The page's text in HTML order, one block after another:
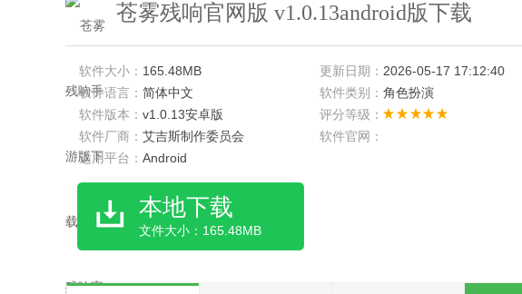
苍雾残响官网版 v1.0.13android版下载
软件大小： 165.48MB 更新日期： 2026-05-17 17:12:40
软件语言： 简体中文 软件类别： 角色扮演
软件版本： v1.0.13安卓版
评分等级：
软件厂商： 艾吉斯制作委员会
软件官网：
适用平台： Android
本地下载
文件大小：165.48MB